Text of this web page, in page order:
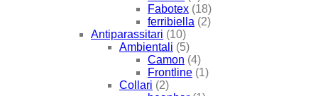
Fabotex (18)
ferribiella (2)
Antiparassitari (10)
Ambientali (5)
Camon (4)
Frontline (1)
Collari (2)